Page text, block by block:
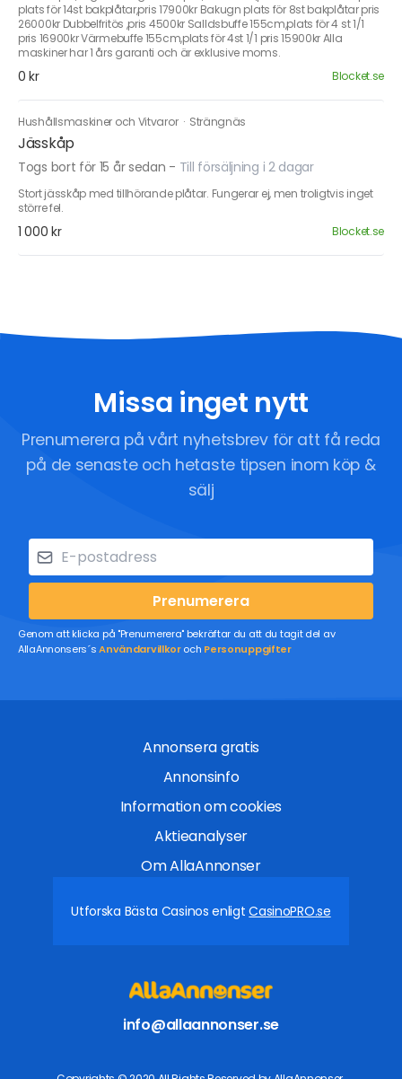
plats för 14st bakplåtar,pris 17900kr Bakugn plats för 8st bakplåtar pris
26000kr Dubbelfritös ,pris 4500kr Salldsbuffe 155cm,plats för 4 st 1/1
pris 16900kr Värmebuffe 155cm,plats för 4st 1/1 pris 15900kr Alla
maskiner har 1 års garanti och är exklusive moms.
0 kr Blocket.se
Hushållsmaskiner och Vitvaror · Strängnäs
Jässkåp
Togs bort för 15 år sedan - Till försäljning i 2 dagar
Stort jässkåp med tillhörande plåtar. Fungerar ej, men troligtvis inget
större fel.
1 000 kr Blocket.se
Missa inget nytt
Prenumerera på vårt nyhetsbrev för att få reda
på de senaste och hetaste tipsen inom köp &
sälj
Prenumerera
Genom att klicka på "Prenumerera" bekräftar du att du tagit del av
AllaAnnonsers´sAnvändarvillkoroch Personuppgifter
Annonsera gratis
Annonsinfo
Information om cookies
Aktieanalyser
Om AllaAnnonser
Utforska Bästa Casinos enligtCasinoPRO.se
info@allaannonser.se